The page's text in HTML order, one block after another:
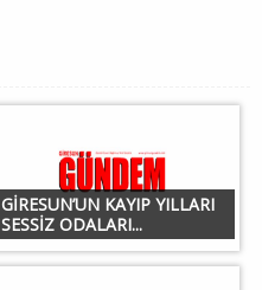
GİRESUN’UN KAYIP YILLARI
SESSİZ ODALARI...